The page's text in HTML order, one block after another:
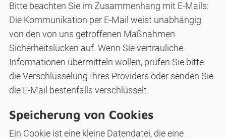
Bitte beachten Sie im Zusammenhang mit E-Mails:
Die Kommunikation per E-Mail weist unabhängig
von den von uns getroffenen Maßnahmen
Sicherheitslücken auf. Wenn Sie vertrauliche
Informationen übermitteln wollen, prüfen Sie bitte
die Verschlüsselung Ihres Providers oder senden Sie
die E-Mail bestenfalls verschlüsselt.
Speicherung von Cookies
Ein Cookie ist eine kleine Datendatei, die eine